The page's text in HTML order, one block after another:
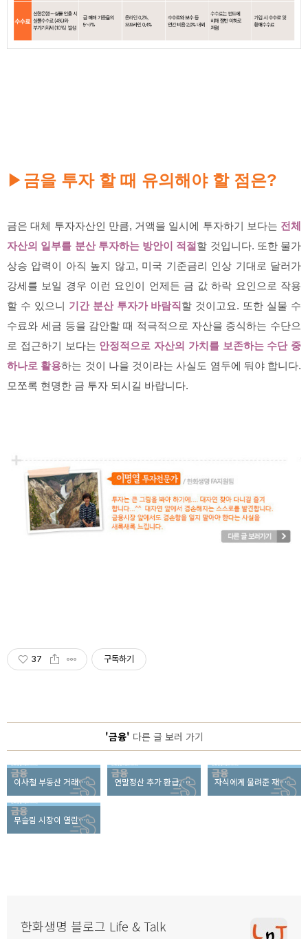
▶금을 투자 할 때 유의해야 할 점은?
금은 대체 투자자산인 만큼, 거액을 일시에 투자하기 보다는 전체
자산의 일부를 분산 투자하는 방안이 적절할 것입니다. 또한 물가
상승 압력이 아직 높지 않고, 미국 기준금리 인상 기대로 달러가
강세를 보일 경우 이런 요인이 언제든 금 값 하락 요인으로 작용
할 수 있으니
기간 분산 투자가 바람직할 것이고요. 또한 실물 수
수료와 세금 등을 감안할 때 적극적으로 자산을 증식하는 수단으
로 접근하기 보다는 안정적으로 자산의 가치를 보존하는 수단 중
하나로 활용하는 것이 나을 것이라는 사실도 염두에 둬야 합니다.
모쪼록 현명한 금 투자 되시길 바랍니다.
37 구독하기
'금융' 다른 글 보러 가기
이사철 부동산 거래할 때 이건 꼭 챙기자! 연말정산 추가 환급, 1인 평균 7만1천원 받는다! 자식에게 물려준 재산, 세금폭탄 피하는 증여세 절세전략
무슬림 시장이 열린다 “할랄 산업” 정책 국회 지원
한화생명 블로그 Life & Talk